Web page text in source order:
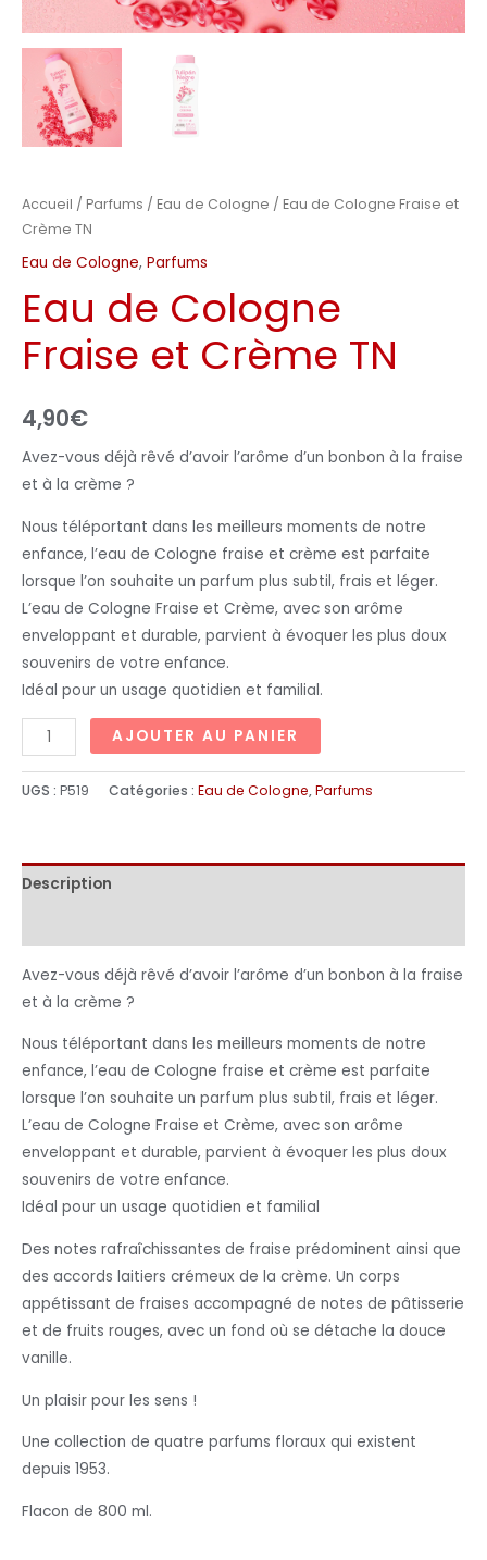
Accueil / Parfums / Eau de Cologne / Eau de Cologne Fraise et
Crème TN
Eau de Cologne, Parfums
Eau de Cologne
Fraise et Crème TN
4,90€
Avez-vous déjà rêvé d’avoir l’arôme d’un bonbon à la fraise
et à la crème ?
Nous téléportant dans les meilleurs moments de notre
enfance, l’eau de Cologne fraise et crème est parfaite
lorsque l’on souhaite un parfum plus subtil, frais et léger.
L’eau de Cologne Fraise et Crème, avec son arôme
enveloppant et durable, parvient à évoquer les plus doux
souvenirs de votre enfance.
Idéal pour un usage quotidien et familial.
AJOUTER AU PANIER
UGS : P519 Catégories : Eau de Cologne,Parfums
Description
Avez-vous déjà rêvé d’avoir l’arôme d’un bonbon à la fraise
et à la crème ?
Nous téléportant dans les meilleurs moments de notre
enfance, l’eau de Cologne fraise et crème est parfaite
lorsque l’on souhaite un parfum plus subtil, frais et léger.
L’eau de Cologne Fraise et Crème, avec son arôme
enveloppant et durable, parvient à évoquer les plus doux
souvenirs de votre enfance.
Idéal pour un usage quotidien et familial
Des notes rafraîchissantes de fraise prédominent ainsi que
des accords laitiers crémeux de la crème. Un corps
appétissant de fraises accompagné de notes de pâtisserie
et de fruits rouges, avec un fond où se détache la douce
vanille.
Un plaisir pour les sens !
Une collection de quatre parfums floraux qui existent
depuis 1953.
Flacon de 800 ml.